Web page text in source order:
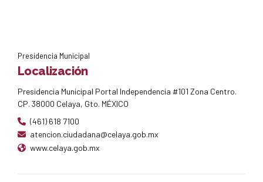
Presidencia Municipal
Localización
Presidencia Municipal Portal Independencia #101 Zona Centro.
CP. 38000 Celaya, Gto. MÉXICO
(461) 618 7100
atencion.ciudadana@celaya.gob.mx
www.celaya.gob.mx